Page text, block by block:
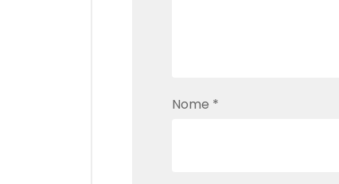
Nome *